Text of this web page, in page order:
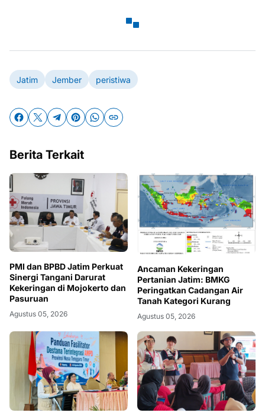
Jatim Jember peristiwa
Berita Terkait
PMI dan BPBD Jatim Perkuat
Sinergi Tangani Darurat
Kekeringan di Mojokerto dan
Pasuruan
Agustus 05, 2026
Ancaman Kekeringan
Pertanian Jatim: BMKG
Peringatkan Cadangan Air
Tanah Kategori Kurang
Agustus 05, 2026